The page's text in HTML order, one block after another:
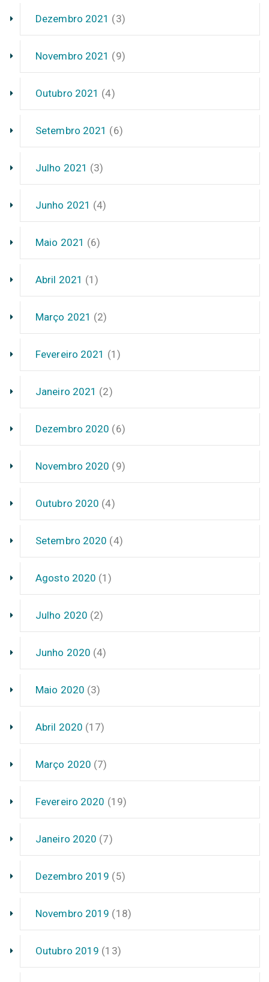
Dezembro 2021 (3)
Novembro 2021 (9)
Outubro 2021 (4)
Setembro 2021 (6)
Julho 2021 (3)
Junho 2021 (4)
Maio 2021 (6)
Abril 2021 (1)
Março 2021 (2)
Fevereiro 2021 (1)
Janeiro 2021 (2)
Dezembro 2020 (6)
Novembro 2020 (9)
Outubro 2020 (4)
Setembro 2020 (4)
Agosto 2020 (1)
Julho 2020 (2)
Junho 2020 (4)
Maio 2020 (3)
Abril 2020 (17)
Março 2020 (7)
Fevereiro 2020 (19)
Janeiro 2020 (7)
Dezembro 2019 (5)
Novembro 2019 (18)
Outubro 2019 (13)